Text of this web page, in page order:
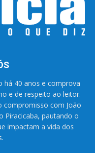
há 40 anos e comprova
e de respeito ao leitor.
compromisso com João
Piracicaba, pautando o
impactam a vida dos